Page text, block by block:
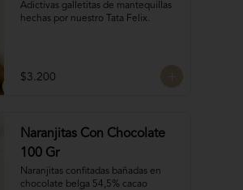
Adictivas galletitas de mantequillas
hechas por nuestro Tata Felix.
$3.200
Naranjitas Con Chocolate
100 Gr
Naranjitas confitadas bañadas en
chocolate belga 54,5% cacao